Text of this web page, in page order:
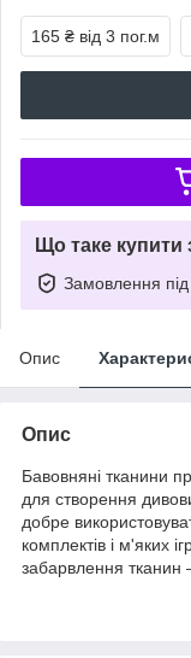
165 ₴ від 3 пог.м
Що таке купити
Замовлення
Опис
Опис
Бавовняні тканини
для створення
добре
комплектів і м'яких
забарвлення тканин